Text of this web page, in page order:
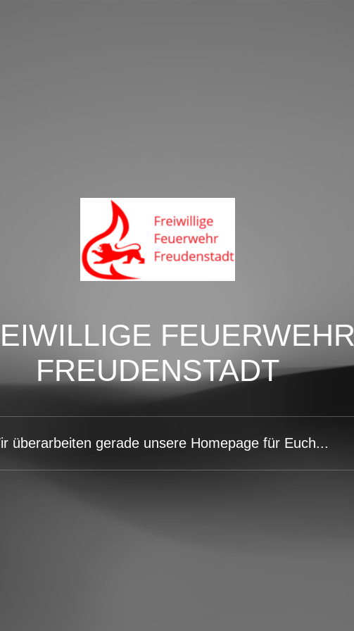
FEUERWEHR
FREUDENSTADT
überarbeiten gerade unsere Homepage für Euch...